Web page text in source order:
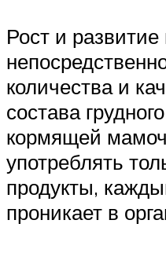
Рост и
количества и
состава
кормящей
употреблять
продукты,
проникает в